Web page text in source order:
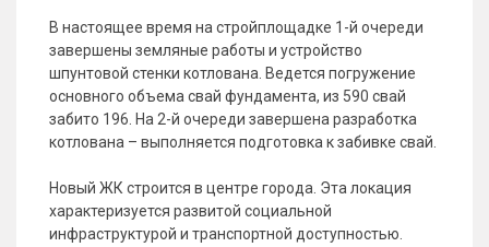
В настоящее время на стройплощадке 1-й очереди
завершены земляные работы и устройство
шпунтовой стенки котлована. Ведется погружение
основного объема свай фундамента, из 590 свай
забито 196. На 2-й очереди завершена разработка
котлована – выполняется подготовка к забивке свай.
Новый ЖК строится в центре города. Эта локация
характеризуется развитой социальной
инфраструктурой и транспортной доступностью.